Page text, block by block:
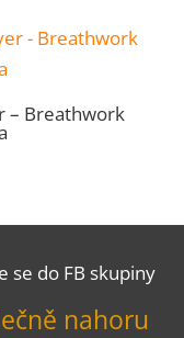
– Breathwork
se do FB skupiny
nahoru